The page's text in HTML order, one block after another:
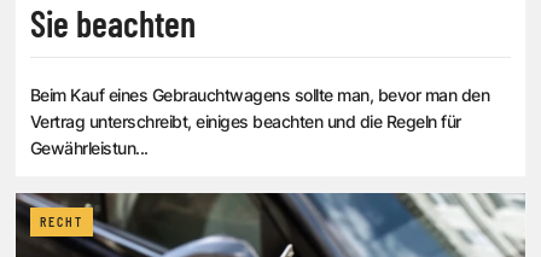
Sie beachten
Beim Kauf eines Gebrauchtwagens sollte man, bevor man den
Vertrag unterschreibt, einiges beachten und die Regeln für
Gewährleistun...
RECHT